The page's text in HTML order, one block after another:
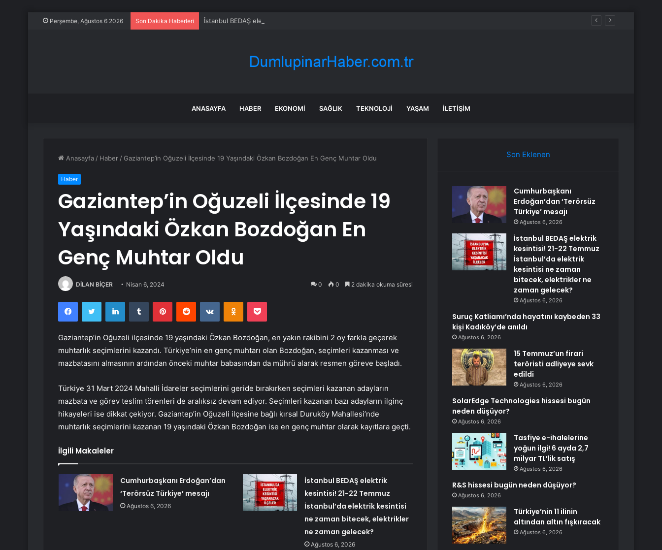
Perşembe, Ağustos 6 2026 Son Dakika Haberleri
ANASAYFA HABER EKONOMI SAĞLIK TEKNOLOJI YAŞAM İLETIŞIM
Anasayfa / Haber / Gaziantep’in Oğuzeli İlçesinde 19 Yaşındaki Özkan Bozdoğan En Genç Muhtar Oldu
Haber
Gaziantep’in Oğuzeli İlçesinde 19
Yaşındaki Özkan Bozdoğan En
Genç Muhtar Oldu
DİLAN BİÇER Nisan 6, 2024 0 0 2 dakika okuma süresi
FacebookTwitter LinkedInTumblr PinterestReddit VKontakteOdnoklassniki
Pocket
Gaziantep’in Oğuzeli ilçesinde 19 yaşındaki Özkan Bozdoğan, en yakın rakibini 2 oy farkla geçerek
muhtarlık seçimlerini kazandı. Türkiye’nin en genç muhtarı olan Bozdoğan, seçimleri kazanması ve
mazbatasını almasının ardından önceki muhtar babasından da mührü alarak resmen göreve başladı.
Türkiye 31 Mart 2024 Mahalli İdareler seçimlerini geride bırakırken seçimleri kazanan adayların
mazbata ve görev teslim törenleri de aralıksız devam ediyor. Seçimleri kazanan bazı adayların ilginç
hikayeleri ise dikkat çekiyor. Gaziantep’in Oğuzeli ilçesine bağlı kırsal Duruköy Mahallesi’nde
muhtarlık seçimlerini kazanan 19 yaşındaki Özkan Bozdoğan ise en genç muhtar olarak kayıtlara geçti.
İlgili Makaleler
Cumhurbaşkanı Erdoğan’dan
‘Terörsüz Türkiye’ mesajı
Ağustos 6, 2026
İstanbul BEDAŞ elektrik
kesintisi! 21-22 Temmuz
İstanbul’da elektrik kesintisi
ne zaman bitecek, elektrikler
ne zaman gelecek?
Ağustos 6, 2026
Son Eklenen
Cumhurbaşkanı
Erdoğan’dan ‘Terörsüz
Türkiye’ mesajı
Ağustos 6, 2026
İstanbul BEDAŞ elektrik
kesintisi! 21-22 Temmuz
İstanbul’da elektrik
kesintisi ne zaman
bitecek, elektrikler ne
zaman gelecek?
Ağustos 6, 2026
Suruç Katliamı’nda hayatını kaybeden 33
kişi Kadıköy’de anıldı
Ağustos 6, 2026
15 Temmuz’un firari
teröristi adliyeye sevk
edildi
Ağustos 6, 2026
SolarEdge Technologies hissesi bugün
neden düşüyor?
Ağustos 6, 2026
Tasfiye e-ihalelerine
yoğun ilgi! 6 ayda 2,7
milyar TL’lik satış
Ağustos 6, 2026
R&S hissesi bugün neden düşüyor?
Ağustos 6, 2026
Türkiye’nin 11 ilinin
altından altın fışkıracak
Ağustos 6, 2026